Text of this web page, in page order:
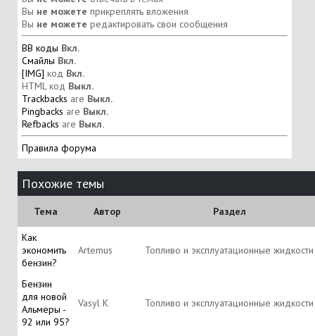
Вы не можете прикреплять вложения
Вы не можете редактировать свои сообщения
BB коды Вкл.
Смайлы Вкл.
[IMG] код Вкл.
HTML код Выкл.
Trackbacks are Выкл.
Pingbacks are Выкл.
Refbacks are Выкл.
Правила форума
Похожие темы
Тема Автор Раздел
Как
экономить
бензин?
Artemus Топливо и эксплуатационные жидкости
Бензин
для новой
Альмеры -
92 или 95?
Vasyl K Топливо и эксплуатационные жидкости